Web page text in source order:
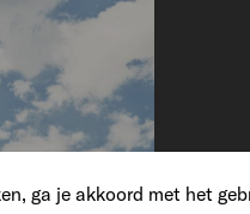
ga je akkoord met het